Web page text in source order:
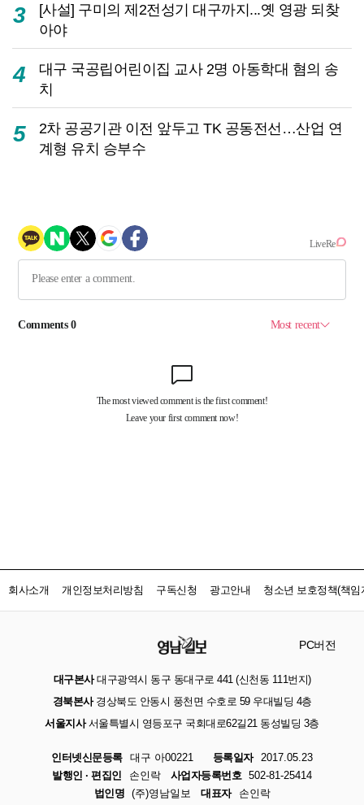
3
[사설] 구미의 제2전성기 대구까지...옛 영광 되찾
아야
4
대구 국공립어린이집 교사 2명 아동학대 혐의 송
치
5
2차 공공기관 이전 앞두고 TK 공동전선…산업 연
계형 유치 승부수
회사소개 개인정보처리방침 구독신청 광고안내 청소년 보호정책(책임
PC버전
대구본사대구광역시 동구 동대구로 441 (신천동 111번지)
경북본사경상북도 안동시 풍천면 수호로 59 우대빌딩 4층
서울지사서울특별시 영등포구 국회대로62길21 동성빌딩 3층
인터넷신문등록 대구 아00221 등록일자
2017.05.23
발행인 · 편집인
손인락 사업자등록번호 502-81-25414
법인명 (주)영남일보 대표자 손인락